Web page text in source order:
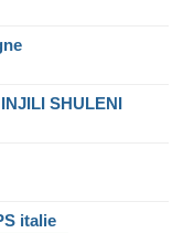
SHULENI
italie